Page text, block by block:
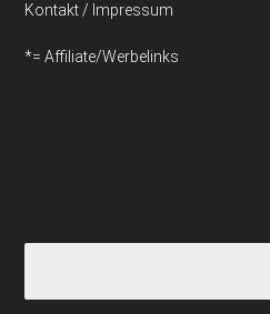
Kontakt / Impressum
*= Affiliate/Werbelinks